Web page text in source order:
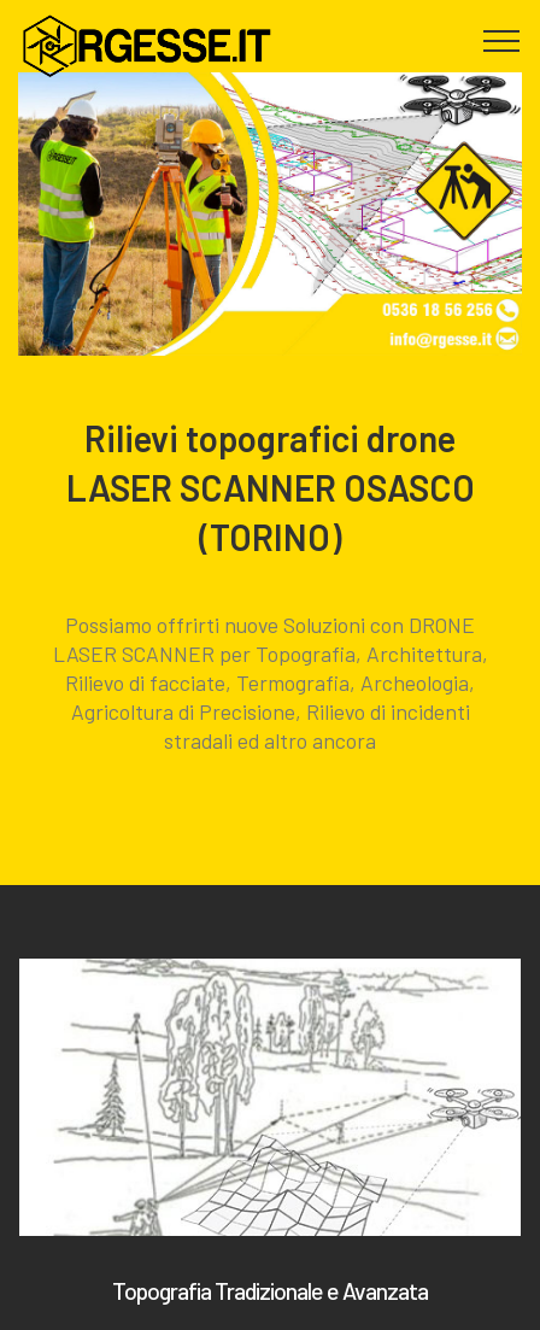
Rilievi topografici drone
LASER SCANNER OSASCO
(TORINO)
Possiamo offrirti nuove Soluzioni con DRONE
LASER SCANNER per Topografia, Architettura,
Rilievo di facciate, Termografia, Archeologia,
Agricoltura di Precisione, Rilievo di incidenti
stradali ed altro ancora
Topografia Tradizionale e Avanzata